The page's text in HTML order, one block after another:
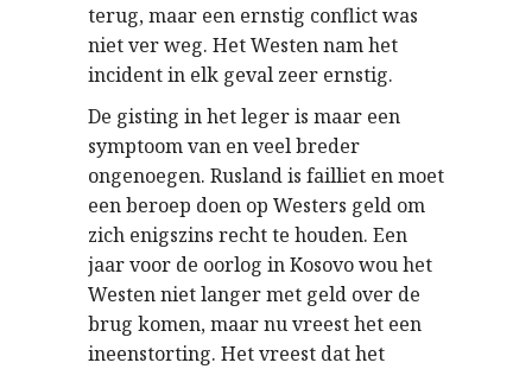
terug, maar een ernstig conflict was
niet ver weg. Het Westen nam het
incident in elk geval zeer ernstig.
De gisting in het leger is maar een
symptoom van en veel breder
ongenoegen. Rusland is failliet en moet
een beroep doen op Westers geld om
zich enigszins recht te houden. Een
jaar voor de oorlog in Kosovo wou het
Westen niet langer met geld over de
brug komen, maar nu vreest het een
ineenstorting. Het vreest dat het